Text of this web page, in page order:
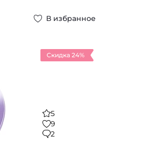
В избранное
Скидка 24%
5
9
2